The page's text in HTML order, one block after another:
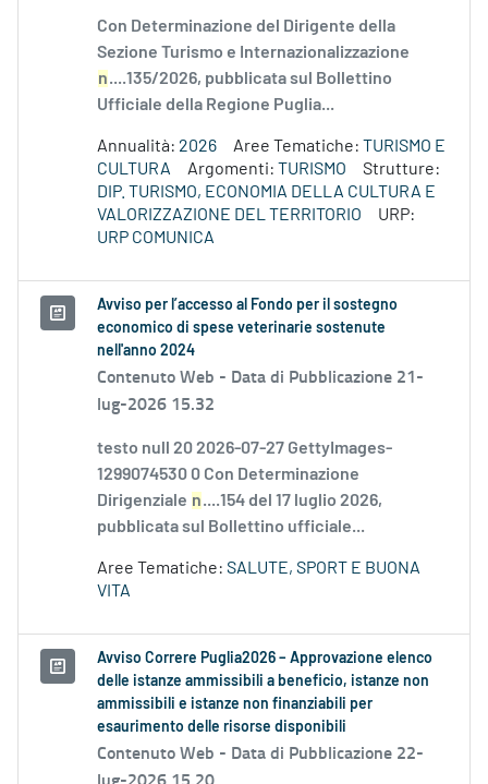
Con Determinazione del Dirigente della
Sezione Turismo e Internazionalizzazione
n....135/2026, pubblicata sul Bollettino
Ufficiale della Regione Puglia...
Annualità: 2026 Aree Tematiche: TURISMO E
CULTURA
Argomenti: TURISMO
Strutture:
DIP. TURISMO, ECONOMIA DELLA CULTURA E
VALORIZZAZIONE DEL TERRITORIO
URP:
URP COMUNICA
Avviso per l’accesso al Fondo per il sostegno
economico di spese veterinarie sostenute
nell'anno 2024
Contenuto Web - Data di Pubblicazione 21-
lug-2026 15.32
testo null 20 2026-07-27 GettyImages-
1299074530 0 Con Determinazione
Dirigenziale n....154 del 17 luglio 2026,
pubblicata sul Bollettino ufficiale...
Aree Tematiche: SALUTE, SPORT E BUONA
VITA
Avviso Correre Puglia2026 – Approvazione elenco
delle istanze ammissibili a beneficio, istanze non
ammissibili e istanze non finanziabili per
esaurimento delle risorse disponibili
Contenuto Web - Data di Pubblicazione 22-